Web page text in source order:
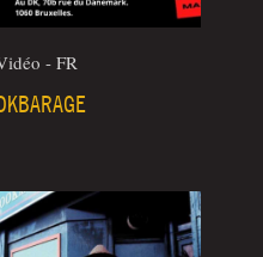
- FR